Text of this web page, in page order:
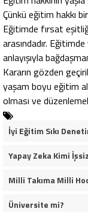
Çünkü eğitim hakkı
Eğitimde fırsat
arasındadır.
anlayışıyla
Kararın gözden
yaşam boyu eğitim
olması ve
İyi Eğitim Sıkı
Yapay Zeka Kimi
Milli Takıma Milli
Üniversite mi?